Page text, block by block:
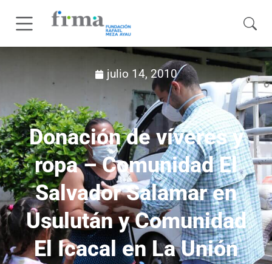
julio 14, 2010
Donación de víveres y
ropa – Comunidad El
Salvador Salamar en
Usulután y Comunidad
El Icacal en La Unión